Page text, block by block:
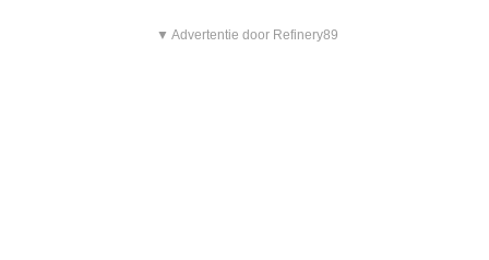
▼ Advertentie door Refinery89